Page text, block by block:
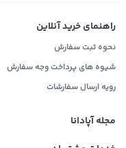
راهنمای خرید آنلاین
نحوه ثبت سفارش
شیوه های پرداخت وجه سفارش
رویه ارسال سفارشات
مجله آپادانا